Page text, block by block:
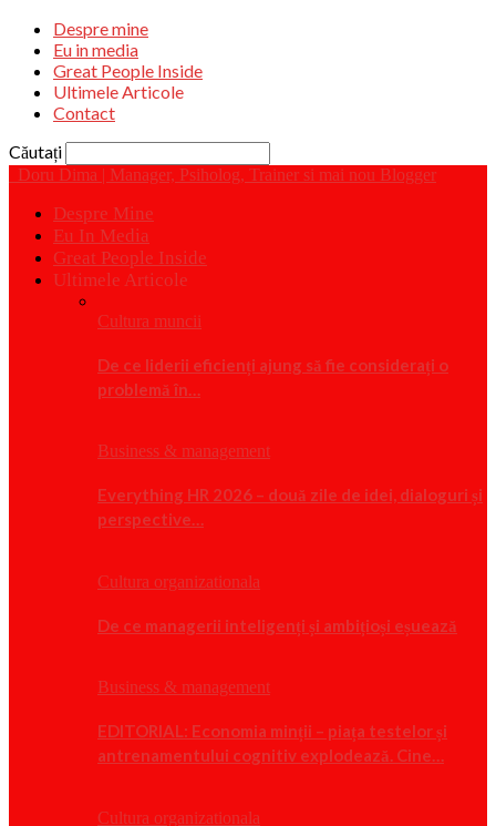
Despre mine
Eu in media
Great People Inside
Ultimele Articole
Contact
Căutați
Doru Dima | Manager, Psiholog, Trainer si mai nou Blogger
Despre Mine
Eu In Media
Great People Inside
Ultimele Articole
Cultura muncii
De ce liderii eficienți ajung să fie considerați o
problemă în…
Business & management
Everything HR 2026 – două zile de idei, dialoguri și
perspective…
Cultura organizationala
De ce managerii inteligenți și ambițioși eșuează
Business & management
EDITORIAL: Economia minții – piața testelor și
antrenamentului cognitiv explodează. Cine…
Cultura organizationala